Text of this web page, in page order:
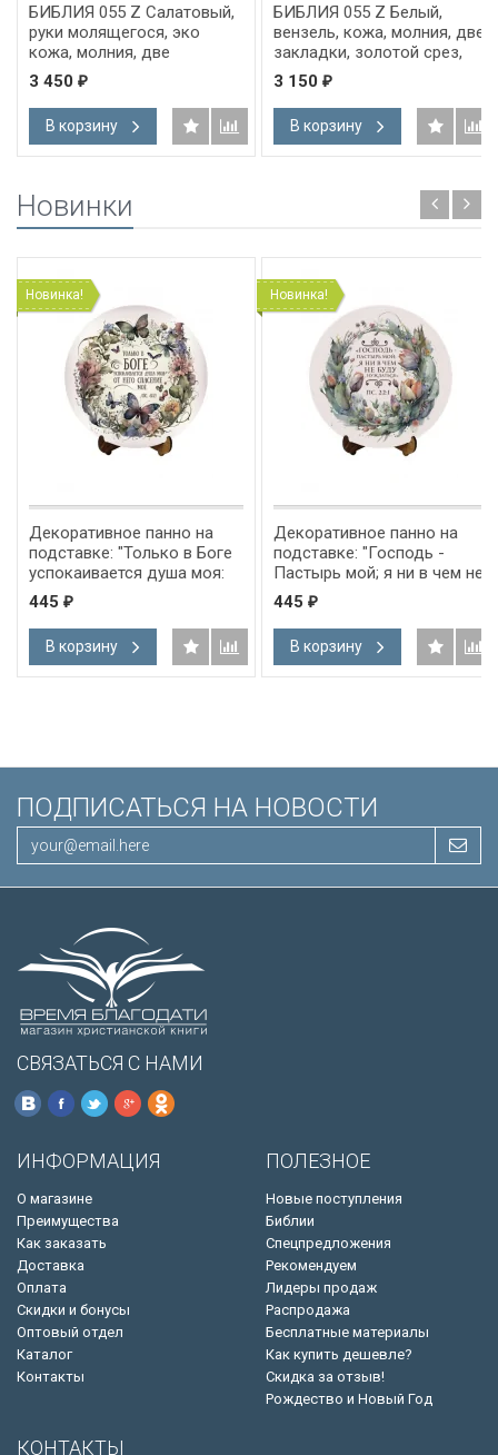
БИБЛИЯ 055 Z Салатовый,
руки молящегося, эко
кожа, молния, две
закладки, золотой срез,
параллельные места,
крупный шрифт /143х220/
3 450 ₽
В корзину
БИБЛИЯ 055 Z Белый,
вензель, кожа, молния, две
закладки, золотой срез,
параллельные места,
крупный шрифт /143х220/
3 150 ₽
В корзину
Новинки
Новинка!
Декоративное панно на
подставке: "Только в Боге
успокаивается душа моя:
от Него спасение мое" Пс
61:2
445 ₽
В корзину
Новинка!
Декоративное панно на
подставке: "Господь -
Пастырь мой; я ни в чем не
буду нуждаться" Пс 22:1
445 ₽
В корзину
ПОДПИСАТЬСЯ НА НОВОСТИ
СВЯЗАТЬСЯ С НАМИ
ИНФОРМАЦИЯ
О магазине
Преимущества
Как заказать
Доставка
Оплата
Скидки и бонусы
Оптовый отдел
Каталог
Контакты
ПОЛЕЗНОЕ
Новые поступления
Библии
Спецпредложения
Рекомендуем
Лидеры продаж
Распродажа
Бесплатные материалы
Как купить дешевле?
Скидка за отзыв!
Рождество и Новый Год
КОНТАКТЫ